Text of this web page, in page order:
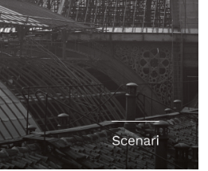
e bambini
scuole
Politico
Program